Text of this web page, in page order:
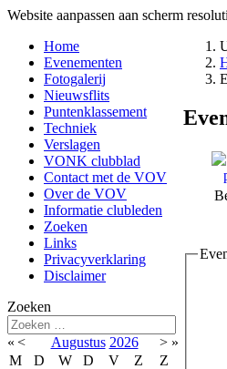
Website aanpassen aan scherm
Home
Evenementen
Fotogalerij
Nieuwsflits
Puntenklassement
Techniek
Verslagen
VONK clubblad
Contact met de VOV
Over de VOV
Informatie clubleden
Zoeken
Links
Privacyverklaring
Disclaimer
Zoeken
« < Augustus 2026 > »
M
D W D V Z
Z